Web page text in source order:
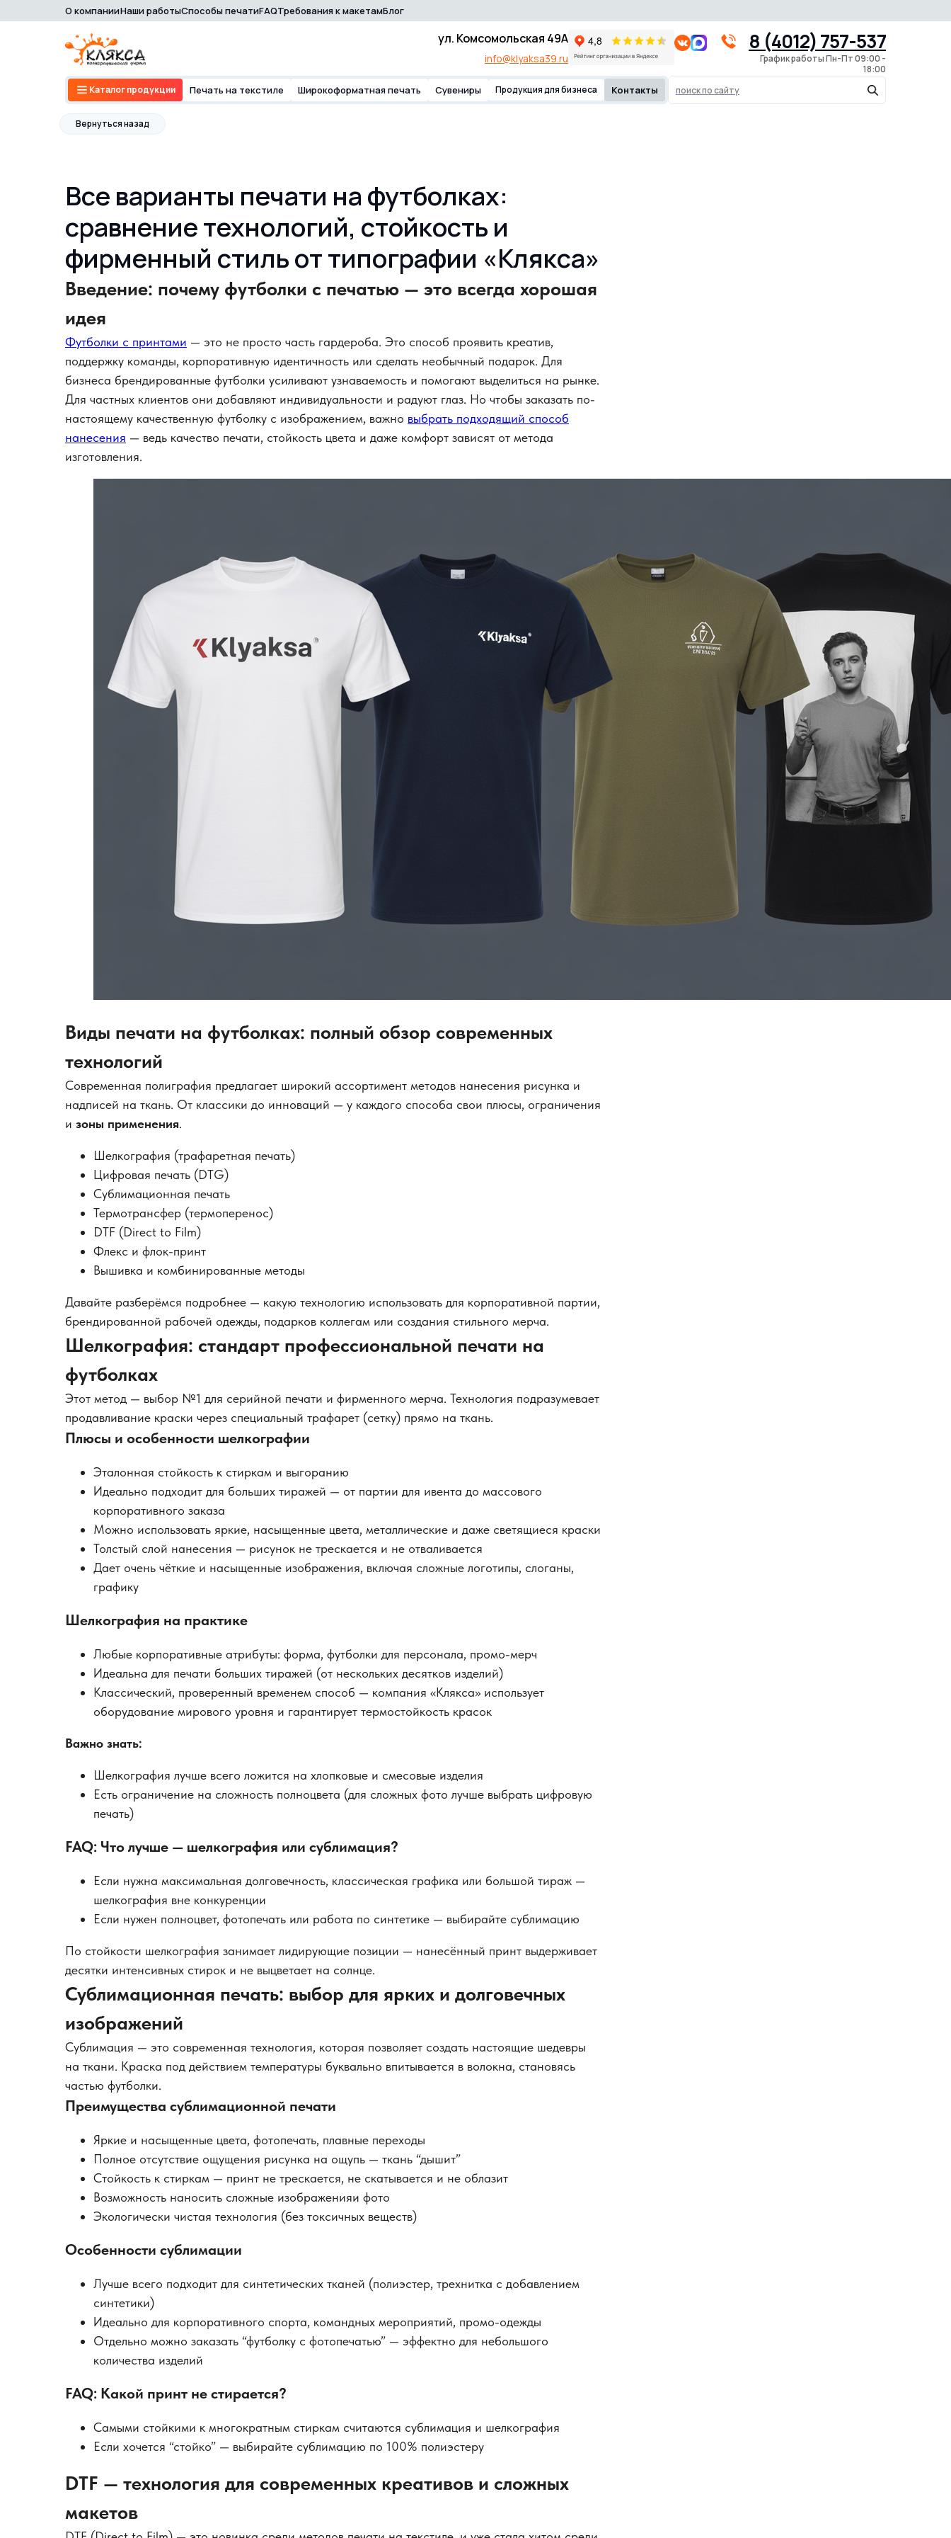
О компанииНаши работыСпособы печатиFAQТребования к макетамБлог
Каталог продукции Печать на текстиле Широкоформатная печать Сувениры Продукция для бизнеса Контакты поиск по сайту
ул. Комсомольская 49А
info@klyaksa39.ru
8 (4012) 757-537
График работы Пн-Пт 09:00 -
18:00
Вернуться назад
Все варианты печати на футболках:
сравнение технологий, стойкость и
фирменный стиль от типографии «Клякса»
Введение: почему футболки с печатью — это всегда хорошая
идея
Футболки с принтами — это не просто часть гардероба. Это способ проявить креатив,
поддержку команды, корпоративную идентичность или сделать необычный подарок. Для
бизнеса брендированные футболки усиливают узнаваемость и помогают выделиться на рынке.
Для частных клиентов они добавляют индивидуальности и радуют глаз. Но чтобы заказать по-
настоящему качественную футболку с изображением, важно выбрать подходящий способ
нанесения — ведь качество печати, стойкость цвета и даже комфорт зависят от метода
изготовления.
Виды печати на футболках: полный обзор современных
технологий
Современная полиграфия предлагает широкий ассортимент методов нанесения рисунка и
надписей на ткань. От классики до инноваций — у каждого способа свои плюсы, ограничения
и зоны применения.
Шелкография (трафаретная печать)
Цифровая печать (DTG)
Сублимационная печать
Термотрансфер (термоперенос)
DTF (Direct to Film)
Флекс и флок-принт
Вышивка и комбинированные методы
Давайте разберёмся подробнее — какую технологию использовать для корпоративной партии,
брендированной рабочей одежды, подарков коллегам или создания стильного мерча.
Шелкография: стандарт профессиональной печати на
футболках
Этот метод — выбор №1 для серийной печати и фирменного мерча. Технология подразумевает
продавливание краски через специальный трафарет (сетку) прямо на ткань.
Плюсы и особенности шелкографии
Эталонная стойкость к стиркам и выгоранию
Идеально подходит для больших тиражей — от партии для ивента до массового
корпоративного заказа
Можно использовать яркие, насыщенные цвета, металлические и даже светящиеся краски
Толстый слой нанесения — рисунок не трескается и не отваливается
Дает очень чёткие и насыщенные изображения, включая сложные логотипы, слоганы,
графику
Шелкография на практике
Любые корпоративные атрибуты: форма, футболки для персонала, промо-мерч
Идеальна для печати больших тиражей (от нескольких десятков изделий)
Классический, проверенный временем способ — компания «Клякса» использует
оборудование мирового уровня и гарантирует термостойкость красок
Важно знать:
Шелкография лучше всего ложится на хлопковые и смесовые изделия
Есть ограничение на сложность полноцвета (для сложных фото лучше выбрать цифровую
печать)
FAQ: Что лучше — шелкография или сублимация?
Если нужна максимальная долговечность, классическая графика или большой тираж —
шелкография вне конкуренции
Если нужен полноцвет, фотопечать или работа по синтетике — выбирайте сублимацию
По стойкости шелкография занимает лидирующие позиции — нанесённый принт выдерживает
десятки интенсивных стирок и не выцветает на солнце.
Сублимационная печать: выбор для ярких и долговечных
изображений
Сублимация — это современная технология, которая позволяет создать настоящие шедевры
на ткани. Краска под действием температуры буквально впитывается в волокна, становясь
частью футболки.
Преимущества сублимационной печати
Яркие и насыщенные цвета, фотопечать, плавные переходы
Полное отсутствие ощущения рисунка на ощупь — ткань “дышит”
Стойкость к стиркам — принт не трескается, не скатывается и не облазит
Возможность наносить сложные изображенияи фото
Экологически чистая технология (без токсичных веществ)
Особенности сублимации
Лучше всего подходит для синтетических тканей (полиэстер, трехнитка с добавлением
синтетики)
Идеально для корпоративного спорта, командных мероприятий, промо-одежды
Отдельно можно заказать “футболку с фотопечатью” — эффектно для небольшого
количества изделий
FAQ: Какой принт не стирается?
Самыми стойкими к многократным стиркам считаются сублимация и шелкография
Если хочется “стойко” — выбирайте сублимацию по 100% полиэстеру
DTF — технология для современных креативов и сложных
макетов